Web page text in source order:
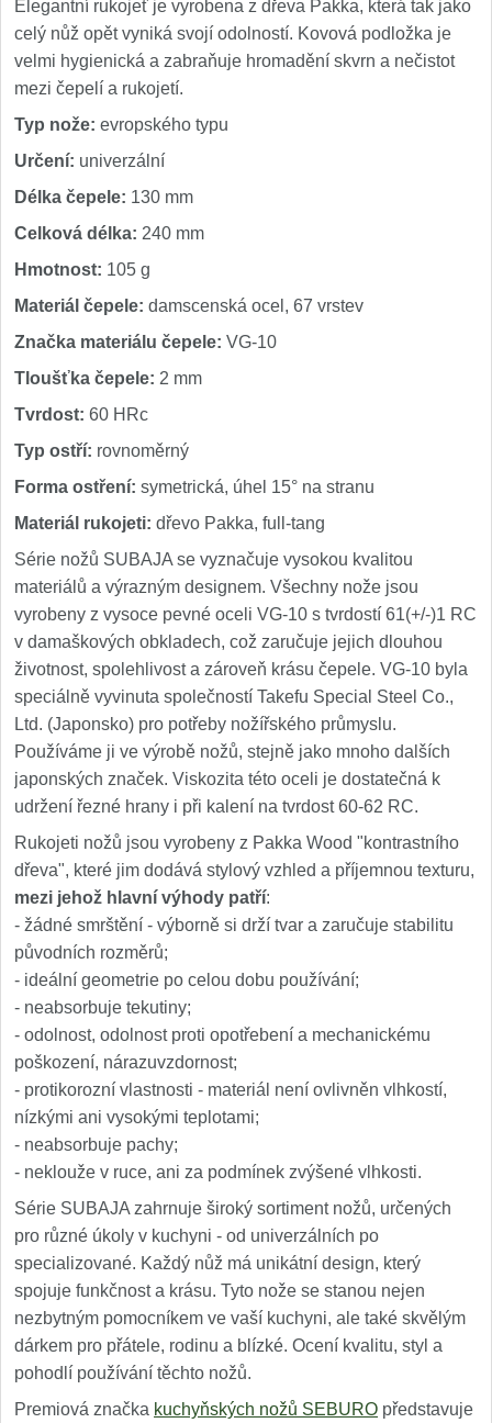
Elegantní rukojeť je vyrobena z dřeva Pakka, která tak jako
celý nůž opět vyniká svojí odolností. Kovová podložka je
velmi hygienická a zabraňuje hromadění skvrn a nečistot
mezi čepelí a rukojetí.
Typ nože: evropského typu
Určení: univerzální
Délka čepele: 130 mm
Celková délka: 240 mm
Hmotnost: 105 g
Materiál čepele: damscenská ocel, 67 vrstev
Značka materiálu čepele: VG-10
Tloušťka čepele: 2 mm
Tvrdost: 60 HRc
Typ ostří: rovnoměrný
Forma ostření: symetrická, úhel 15° na stranu
Materiál rukojeti: dřevo Pakka, full-tang
Série nožů SUBAJA se vyznačuje vysokou kvalitou
materiálů a výrazným designem. Všechny nože jsou
vyrobeny z vysoce pevné oceli VG-10 s tvrdostí 61(+/-)1 RC
v damaškových obkladech, což zaručuje jejich dlouhou
životnost, spolehlivost a zároveň krásu čepele. VG-10 byla
speciálně vyvinuta společností Takefu Special Steel Co.,
Ltd. (Japonsko) pro potřeby nožířského průmyslu.
Používáme ji ve výrobě nožů, stejně jako mnoho dalších
japonských značek. Viskozita této oceli je dostatečná k
udržení řezné hrany i při kalení na tvrdost 60-62 RC.
Rukojeti nožů jsou vyrobeny z Pakka Wood "kontrastního
dřeva", které jim dodává stylový vzhled a příjemnou texturu,
mezi jehož hlavní výhody patří:
- žádné smrštění - výborně si drží tvar a zaručuje stabilitu
původních rozměrů;
- ideální geometrie po celou dobu používání;
- neabsorbuje tekutiny;
- odolnost, odolnost proti opotřebení a mechanickému
poškození, nárazuvzdornost;
- protikorozní vlastnosti - materiál není ovlivněn vlhkostí,
nízkými ani vysokými teplotami;
- neabsorbuje pachy;
- neklouže v ruce, ani za podmínek zvýšené vlhkosti.
Série SUBAJA zahrnuje široký sortiment nožů, určených
pro různé úkoly v kuchyni - od univerzálních po
specializované. Každý nůž má unikátní design, který
spojuje funkčnost a krásu. Tyto nože se stanou nejen
nezbytným pomocníkem ve vaší kuchyni, ale také skvělým
dárkem pro přátele, rodinu a blízké. Ocení kvalitu, styl a
pohodlí používání těchto nožů.
Premiová značka kuchyňských nožů SEBURO představuje